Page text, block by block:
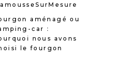
aménagé ou
car :
nous avons
le fourgon